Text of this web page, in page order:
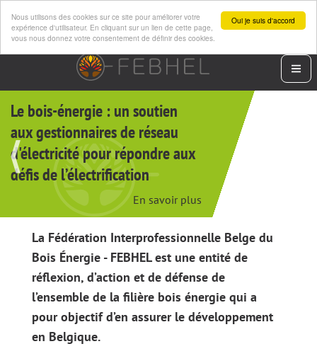
Oui je suis d'accord
Nous utilisons des cookies sur ce site pour améliorer votre
expérience d'utilisateur. En cliquant sur un lien de cette page,
vous nous donnez votre consentement de définir des cookies.
Aller
contenu
principal
Le bois-énergie : un soutien
aux gestionnaires de réseau
d'électricité pour répondre aux
défis de l’électrification
En savoir plus
La Fédération Interprofessionnelle Belge du
Bois Énergie - FEBHEL est une entité de
réflexion, d’action et de défense de
l’ensemble de la filière bois énergie qui a
pour objectif d’en assurer le développement
en Belgique.